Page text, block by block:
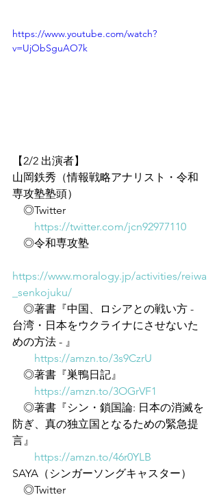
https://www.youtube.com/watch?
v=UjObSguAO7k
【2/2 出演者】
山岡鉄秀（情報戦略アナリスト・令和
専攻塾塾頭）
◎Twitter
https://twitter.com/jcn92977110
◎令和専攻塾
https://www.moralogy.jp/activities/reiwa
_senkojuku/
◎著書『中国、ロシアとの戦い方 -
台湾・日本をウクライナにさせないた
めの方法 - 』
https://amzn.to/3s9CzrU
◎著書『巣鴨日記』
https://amzn.to/3OGrVF1
◎著書『シン・鎖国論: 日本の消滅を
防ぎ、真の独立国となるための緊急提
言』
https://amzn.to/46r0YLB
SAYA（シンガーソングキャスター）
◎Twitter